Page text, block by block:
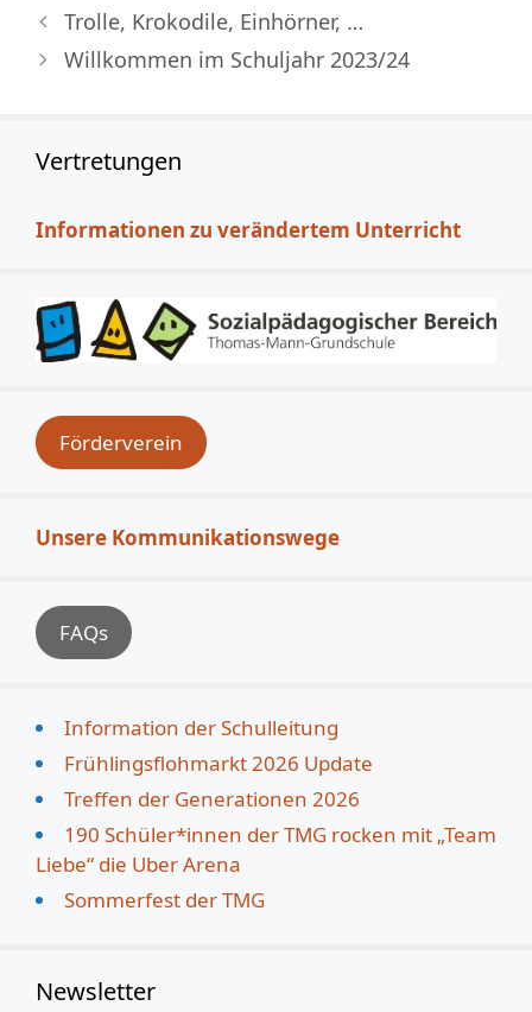
Trolle, Krokodile, Einhörner, …
Willkommen im Schuljahr 2023/24
Vertretungen
Informationen zu verändertem Unterricht
Förderverein
Unsere Kommunikationswege
FAQs
Information der Schulleitung
Frühlingsflohmarkt 2026 Update
Treffen der Generationen 2026
190 Schüler*innen der TMG rocken mit „Team
Liebe“ die Uber Arena
Sommerfest der TMG
Newsletter